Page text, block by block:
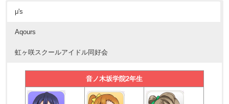
μ's
Aqours
虹ヶ咲スクールアイドル同好会
音ノ木坂学院2年生